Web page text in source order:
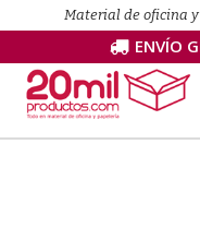
Material de oficina
ENVÍO